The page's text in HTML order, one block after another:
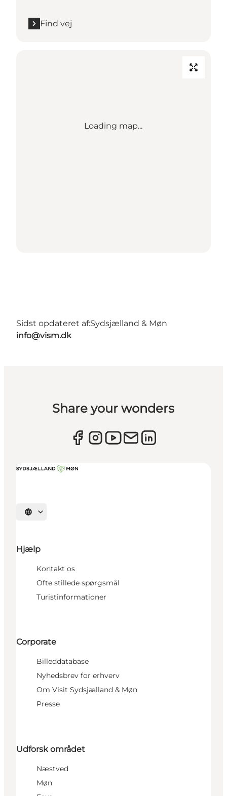
Find vej
Loading map...
Sidst opdateret af:Sydsjælland & Møn
info@vism.dk
Share your wonders
Vælg sprog
Hjælp
Kontakt os
Ofte stillede spørgsmål
Turistinformationer
Corporate
Billeddatabase
Nyhedsbrev for erhverv
Om Visit Sydsjælland & Møn
Presse
Udforsk området
Næstved
Møn